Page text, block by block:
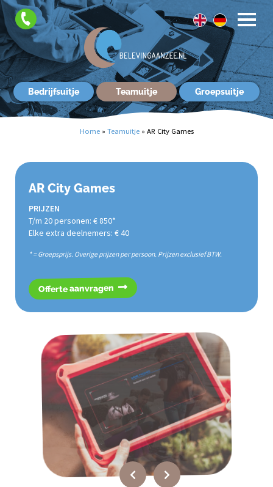
Bedrijfsuitje Teamuitje Groepsuitje
FAQ
Contact
Home » Teamuitje » AR City Games
AR City Games
PRIJZEN
T/m 20 personen: € 850*
Elke extra deelnemers: € 40
* = Groepsprijs. Overige prijzen per persoon. Prijzen exclusief BTW.
Offerte aanvragen